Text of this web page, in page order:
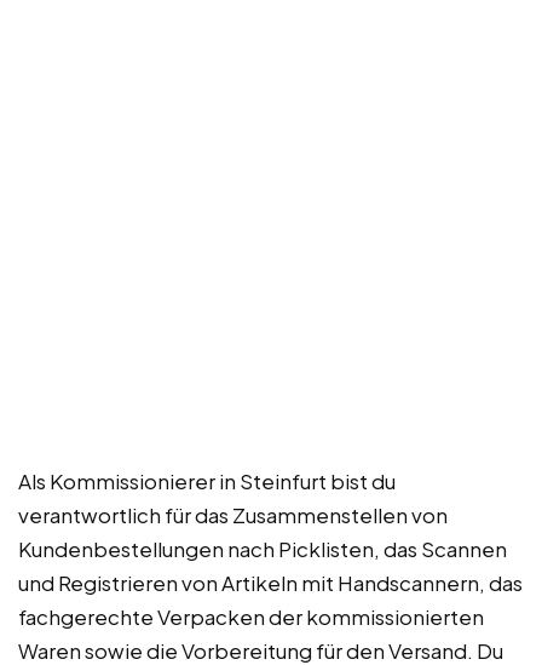
Als Kommissionierer in Steinfurt bist du
verantwortlich für das Zusammenstellen von
Kundenbestellungen nach Picklisten, das Scannen
und Registrieren von Artikeln mit Handscannern, das
fachgerechte Verpacken der kommissionierten
Waren sowie die Vorbereitung für den Versand. Du